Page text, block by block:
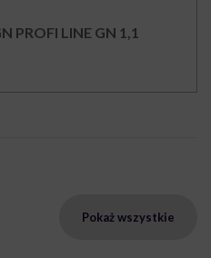
PROFI LINE GN 1,1
Pokaż wszystkie